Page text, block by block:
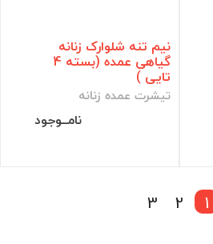
نیم تنه شلوارک زنانه
گیاهی عمده (بسته 4
تایی )
تیشرت عمده زنانه
نامــوجود
1
2
3